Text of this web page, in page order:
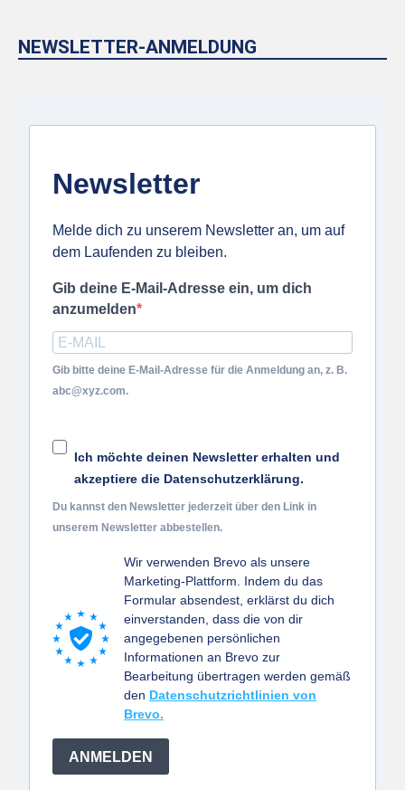
NEWSLETTER-ANMELDUNG
Newsletter
Melde dich zu unserem Newsletter an, um auf
dem Laufenden zu bleiben.
Gib deine E-Mail-Adresse ein, um dich
anzumelden
Gib bitte deine E-Mail-Adresse für die Anmeldung an, z. B.
abc@xyz.com.
Ich möchte deinen Newsletter erhalten und
akzeptiere die Datenschutzerklärung.
Du kannst den Newsletter jederzeit über den Link in
unserem Newsletter abbestellen.
Wir verwenden Brevo als unsere
Marketing-Plattform. Indem du das
Formular absendest, erklärst du dich
einverstanden, dass die von dir
angegebenen persönlichen
Informationen an Brevo zur
Bearbeitung übertragen werden gemäß
den Datenschutzrichtlinien von
Brevo.
ANMELDEN